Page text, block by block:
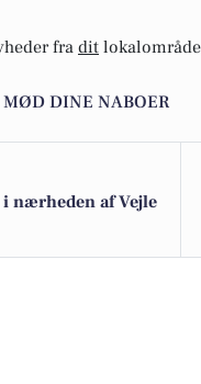
fra dit
MØD DINE NABOER
nærheden af Vejle